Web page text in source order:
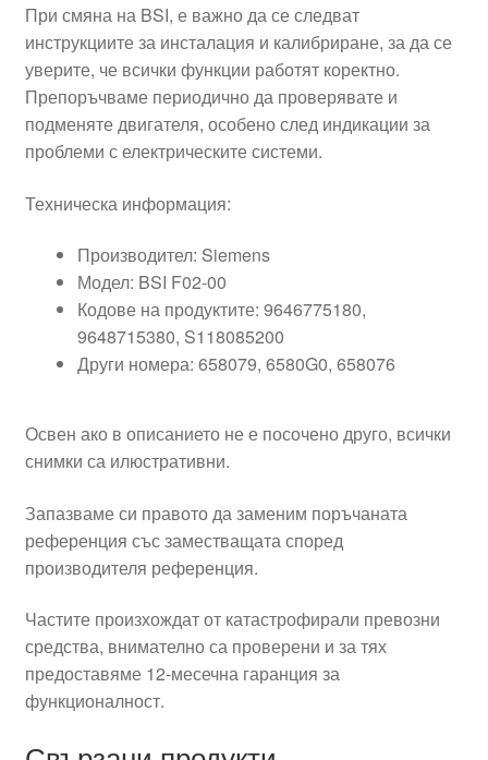
При смяна на BSI, е важно да се следват
инструкциите за инсталация и калибриране, за да се
уверите, че всички функции работят коректно.
Препоръчваме периодично да проверявате и
подменяте двигателя, особено след индикации за
проблеми с електрическите системи.
Техническа информация:
Производител: Siemens
Модел: BSI F02-00
Кодове на продуктите: 9646775180,
9648715380, S118085200
Други номера: 658079, 6580G0, 658076
Освен ако в описанието не е посочено друго, всички
снимки са илюстративни.
Запазваме си правото да заменим поръчаната
референция със заместващата според
производителя референция.
Частите произхождат от катастрофирали превозни
средства, внимателно са проверени и за тях
предоставяме 12-месечна гаранция за
функционалност.